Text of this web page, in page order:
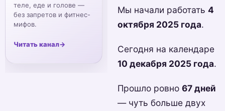
Мы начали работать 4
октября 2025 года.
Сегодня на календаре
10 декабря 2025 года.
Прошло ровно 67 дней
— чуть больше двух
теле, еде и голове —
без запретов и фитнес-
мифов.
Читать канал→